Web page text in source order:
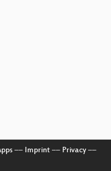
–– Imprint–– Privacy––